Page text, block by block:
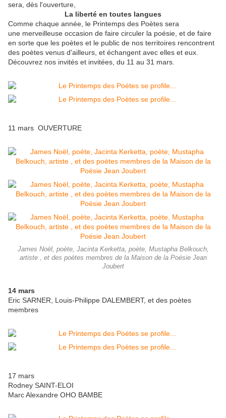
sera, dès l'ouverture,
La liberté en toutes langues
Comme chaque année, le Printemps des Poètes sera
une merveilleuse occasion de faire circuler la poésie, et de faire
en sorte que les poètes et le public de nos territoires rencontrent
des poètes venus d'ailleurs, et échangent avec elles et eux.
Découvrez nos invités et invitées, du 11 au 31 mars.
11 mars OUVERTURE
James Noël, poète, Jacinta Kerketta, poète, Mustapha Belkouch,
artiste , et des poètes membres de la Maison de la Poésie Jean
Joubert
14 mars
Eric SARNER, Louis-Philippe DALEMBERT, et des poètes
membres
17 mars
Rodney SAINT-ELOI
Marc Alexandre OHO BAMBE